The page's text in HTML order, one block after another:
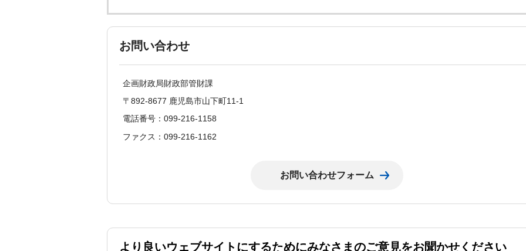
お問い合わせ
企画財政局財政部管財課
〒892-8677 鹿児島市山下町11-1
電話番号：099-216-1158
ファクス：099-216-1162
より良いウェブサイトにするためにみなさまのご意見をお聞かせください